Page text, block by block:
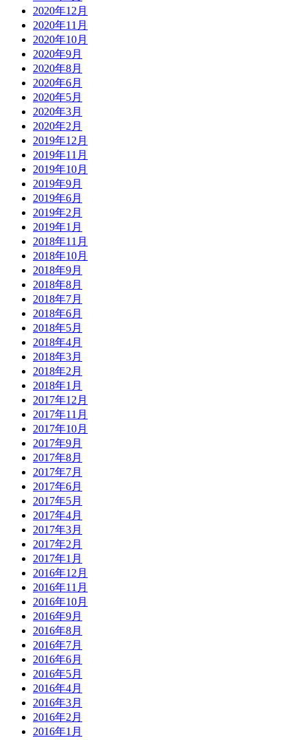
2020年12月
2020年11月
2020年10月
2020年9月
2020年8月
2020年6月
2020年5月
2020年3月
2020年2月
2019年12月
2019年11月
2019年10月
2019年9月
2019年6月
2019年2月
2019年1月
2018年11月
2018年10月
2018年9月
2018年8月
2018年7月
2018年6月
2018年5月
2018年4月
2018年3月
2018年2月
2018年1月
2017年12月
2017年11月
2017年10月
2017年9月
2017年8月
2017年7月
2017年6月
2017年5月
2017年4月
2017年3月
2017年2月
2017年1月
2016年12月
2016年11月
2016年10月
2016年9月
2016年8月
2016年7月
2016年6月
2016年5月
2016年4月
2016年3月
2016年2月
2016年1月